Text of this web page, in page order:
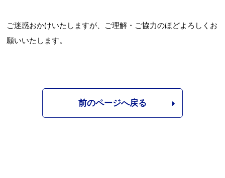
ご迷惑おかけいたしますが、ご理解・ご協力のほどよろしくお
願いいたします。
前のページへ戻る